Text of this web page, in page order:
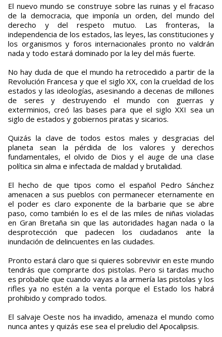
El nuevo mundo se construye sobre las ruinas y el fracaso
de la democracia, que imponía un orden, del mundo del
derecho y del respeto mutuo. Las fronteras, la
independencia de los estados, las leyes, las constituciones y
los organismos y foros internacionales pronto no valdrán
nada y todo estará dominado por la ley del más fuerte.
No hay duda de que el mundo ha retrocedido a partir de la
Revolución Francesa y que el siglo XX, con la crueldad de los
estados y las ideologías, asesinando a decenas de millones
de seres y destruyendo el mundo con guerras y
exterminios, creó las bases para que el siglo XXI sea un
siglo de estados y gobiernos piratas y sicarios.
Quizás la clave de todos estos males y desgracias del
planeta sean la pérdida de los valores y derechos
fundamentales, el olvido de Dios y el auge de una clase
política sin alma e infectada de maldad y brutalidad.
El hecho de que tipos como el español Pedro Sánchez
amenacen a sus pueblos con permanecer eternamente en
el poder es claro exponente de la barbarie que se abre
paso, como también lo es el de las miles de niñas violadas
en Gran Bretaña sin que las autoridades hagan nada o la
desprotección que padecen los ciudadanos ante la
inundación de delincuentes en las ciudades.
Pronto estará claro que si quieres sobrevivir en este mundo
tendrás que comprarte dos pistolas. Pero si tardas mucho
es probable que cuando vayas a la armería las pistolas y los
rifles ya no estén a la venta porque el Estado los habrá
prohibido y comprado todos.
El salvaje Oeste nos ha invadido, amenaza el mundo como
nunca antes y quizás ese sea el preludio del Apocalipsis.